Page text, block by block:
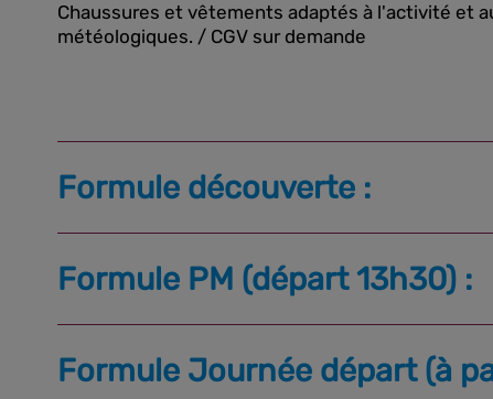
Chaussures et vêtements adaptés à l'activité et
météologiques. / CGV sur demande
Formule découverte :
Formule PM (départ 13h30) :
Formule Journée départ (à